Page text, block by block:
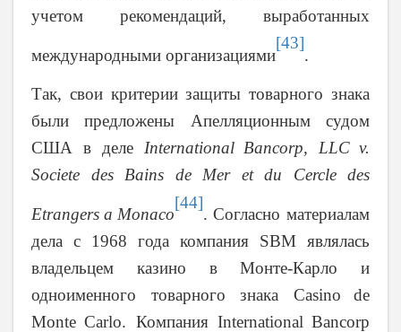
учетом рекомендаций, выработанных
международными организациями
[43]
.
Так, свои критерии защиты товарного знака
были предложены Апелляционным судом
США в деле International Bancorp, LLC v.
Societe
des Bains de Mer et du Cercle des
Etrangers a Monaco
[44]
. Согласно материалам
дела с 1968 года компания SBM являлась
владельцем казино в Монте-Карло и
одноименного товарного знака Casino
de
Monte Carlo. КомпанияInternational Bancorp